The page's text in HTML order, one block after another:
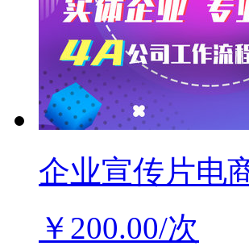
企业宣传片电
￥200.00/次